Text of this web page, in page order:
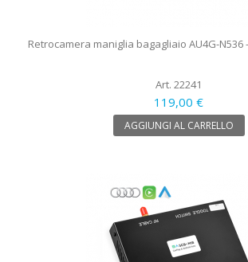
Retrocamera maniglia bagagliaio AU4G-N536
Art. 22241
119,00 €
AGGIUNGI AL CARRELLO